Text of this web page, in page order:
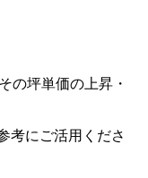
の坪単価の上昇・
考にご活用くださ